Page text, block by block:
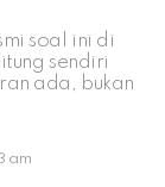
soal ini di
sendiri
ada, bukan
am